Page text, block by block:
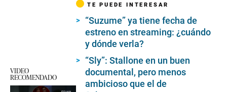
VIDEO
RECOMENDADO
TE PUEDE INTERESAR
“Suzume” ya tiene fecha de
estreno en streaming: ¿cuándo
y dónde verla?
“Sly”: Stallone en un buen
documental, pero menos
ambicioso que el de